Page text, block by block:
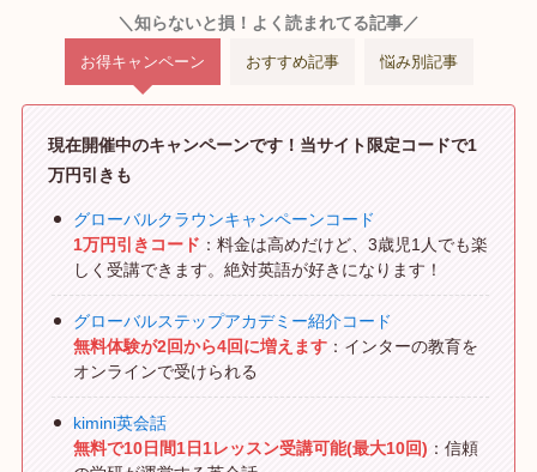
＼知らないと損！よく読まれてる記事／
お得キャンペーン おすすめ記事 悩み別記事
現在開催中のキャンペーンです！当サイト限定コードで1
万円引きも
グローバルクラウンキャンペーンコード
1万円引きコード ：料金は高めだけど、3歳児1人でも楽
しく受講できます。絶対英語が好きになります！
グローバルステップアカデミー紹介コード
無料体験が2回から4回に増えます：インターの教育を
オンラインで受けられる
kimini英会話
無料で10日間1日1レッスン受講可能(最大10回) ：信頼